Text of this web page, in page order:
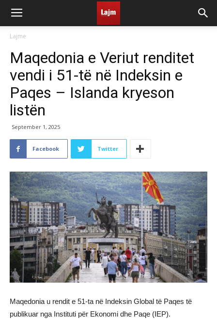
Lajme
Maqedonia e Veriut renditet
vendi i 51-të në Indeksin e
Paqes – Islanda kryeson
listën
September 1, 2025
Facebook Twitter
Maqedonia u rendit e 51-ta në Indeksin Global të Paqes të
publikuar nga Instituti për Ekonomi dhe Paqe (IEP).